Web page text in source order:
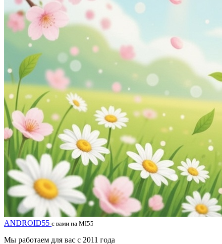
ANDROID55 с вами на MI55
Мы работаем для вас с 2011 года